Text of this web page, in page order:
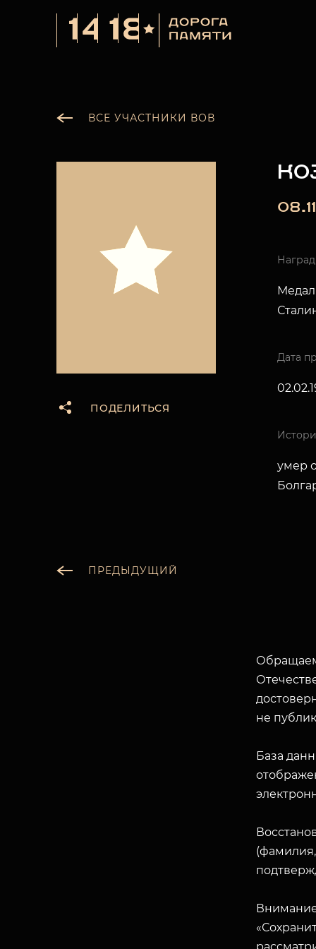
ВСЕ УЧАСТНИКИ ВОВ
ПОДЕЛИТЬСЯ
Дата
умер
ПРЕДЫДУЩИЙ
не
База